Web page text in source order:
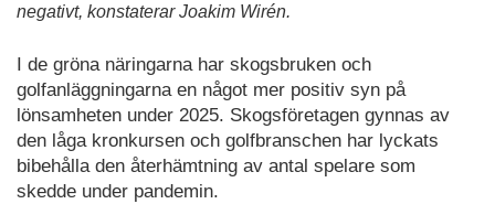
negativt, konstaterar Joakim Wirén.
I de gröna näringarna har skogsbruken och
golfanläggningarna en något mer positiv syn på
lönsamheten under 2025. Skogsföretagen gynnas av
den låga kronkursen och golfbranschen har lyckats
bibehålla den återhämtning av antal spelare som
skedde under pandemin.